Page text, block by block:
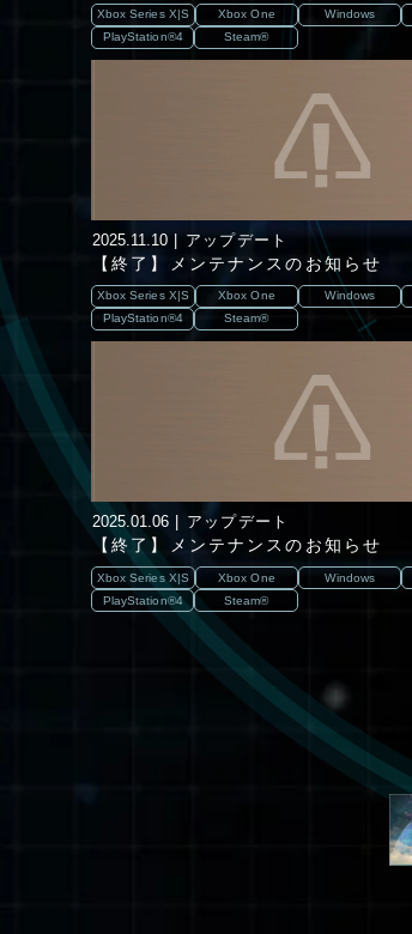
Xbox Series X|S Xbox One Windows
PlayStation®4
Steam®
2025.11.10 アップデート
【終了】メンテナンスのお知らせ
Xbox Series X|S Xbox One Windows
PlayStation®4
Steam®
2025.01.06 アップデート
【終了】メンテナンスのお知らせ
Xbox Series X|S Xbox One Windows
PlayStation®4
Steam®